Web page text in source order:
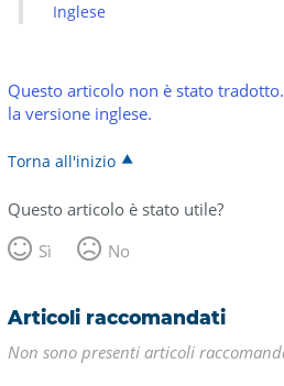
Inglese
Questo articolo non è stato
la versione inglese.
Torna all'inizio
Questo articolo è stato utile?
Sì
No
Articoli raccomandati
Non sono presenti articoli